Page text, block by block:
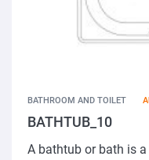
BATHROOM AND TOILET
BATHTUB_10
A bathtub or bath is